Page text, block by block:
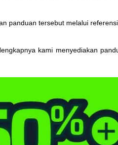
panduan tersebut melalui referensi
lengkapnya kami menyediakan